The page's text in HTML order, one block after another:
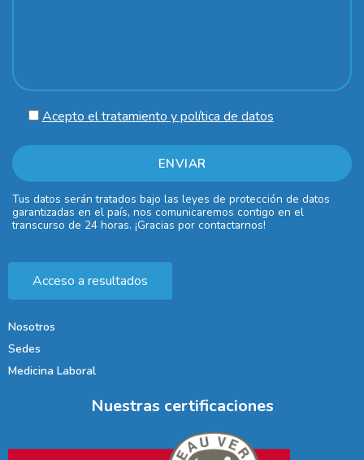
Acepto el tratamiento y política de datos
Tus datos serán tratados bajo las leyes de protección de datos
garantizadas en el país, nos comunicaremos contigo en el
transcurso de 24 horas. ¡Gracias por contactarnos!
Acceso a resultados
Nosotros
Sedes
Medicina Laboral
Nuestras certificaciones